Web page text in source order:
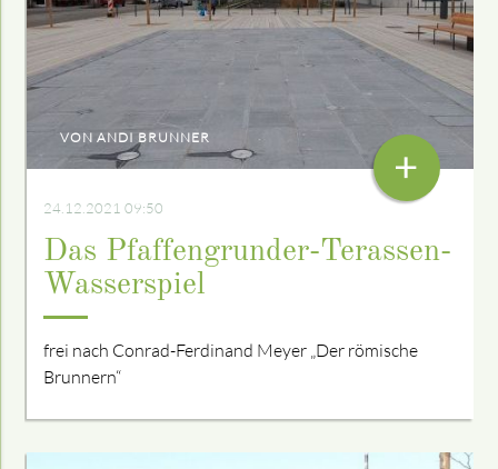
VON ANDI BRUNNER
24.12.2021 09:50
Das Pfaffengrunder-Terassen-
Wasserspiel
frei nach Conrad-Ferdinand Meyer „Der römische
Brunnern“
+